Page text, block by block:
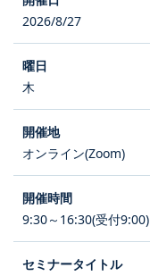
2026/8/27
木
オンライン(Zoom)
9:30～16:30(受付9:00)